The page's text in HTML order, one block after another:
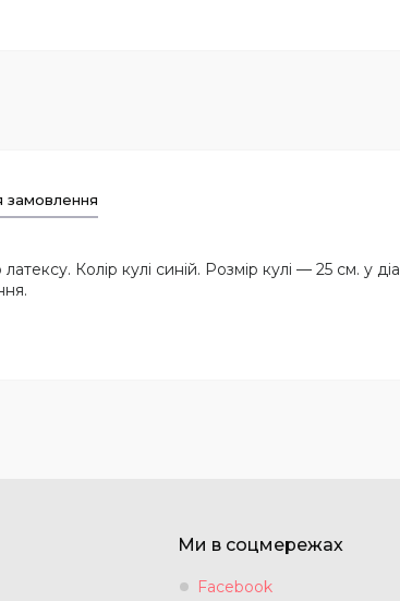
замовлення
Колір кулі синій. Розмір кулі — 25 см. у
Ми в соцмережах
Facebook